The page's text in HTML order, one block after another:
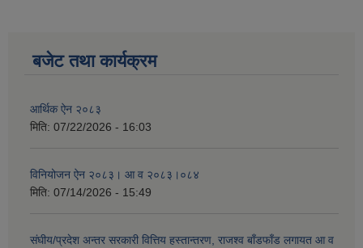
बजेट तथा कार्यक्रम
आर्थिक ऐन २०८३
मिति: 07/22/2026 - 16:03
विनियोजन ऐन २०८३। आ व २०८३।०८४
मिति: 07/14/2026 - 15:49
संघीय/प्रदेश अन्तर सरकारी वित्तिय हस्तान्तरण, राजश्व बाँडफाँड लगायत आ व